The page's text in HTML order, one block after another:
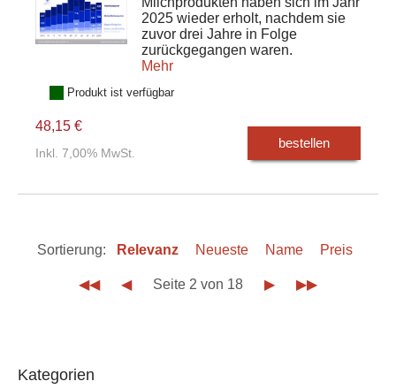
2025 wieder erholt, nachdem sie
zuvor drei Jahre in Folge
zurückgegangen waren.
Mehr
Produkt ist verfügbar
48,15 €
Inkl. 7,00% MwSt.
bestellen
Sortierung: Relevanz Neueste Name Preis
◀◀ ◀ Seite 2 von 18 ▶ ▶▶
Kategorien